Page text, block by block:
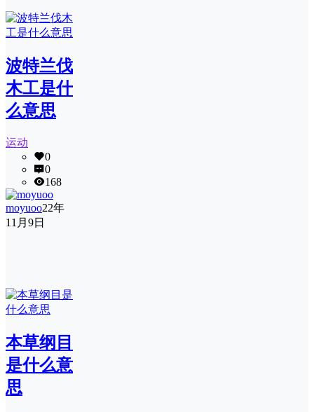
波特兰伐
木工是什
么意思
运动
0
0
168
moyuoo22年
11月9日
​本草纲目
是什么意
思